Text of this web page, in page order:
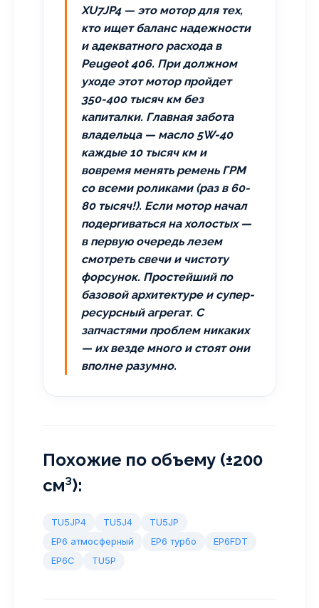
XU7JP4 — это мотор для тех,
кто ищет баланс надежности
и адекватного расхода в
Peugeot 406. При должном
уходе этот мотор пройдет
350-400 тысяч км без
капиталки. Главная забота
владельца — масло 5W-40
каждые 10 тысяч км и
вовремя менять ремень ГРМ
со всеми роликами (раз в 60-
80 тысяч!). Если мотор начал
подергиваться на холостых —
в первую очередь лезем
смотреть свечи и чистоту
форсунок. Простейший по
базовой архитектуре и супер-
ресурсный агрегат. С
запчастями проблем никаких
— их везде много и стоят они
вполне разумно.
Похожие по объему (±200
см³):
TU5JP4 TU5J4
TU5JP
EP6 атмосферный
EP6 турбо
EP6FDT
EP6C
TU5P